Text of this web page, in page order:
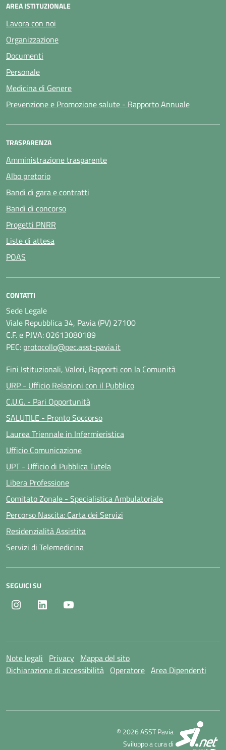
AREA ISTITUZIONALE
Lavora con noi
Organizzazione
Documenti
Personale
Medicina di Genere
Prevenzione e Promozione salute - Rapporto Annuale
TRASPARENZA
Amministrazione trasparente
Albo pretorio
Bandi di gara e contratti
Bandi di concorso
Progetti PNRR
Liste di attesa
POAS
CONTATTI
Sede Legale
Viale Repubblica 34, Pavia (PV) 27100
C.F. e P.IVA: 02613080189
PEC: protocollo@pec.asst-pavia.it
Fini Istituzionali, Valori, Rapporti con la Comunità
URP - Ufficio Relazioni con il Pubblico
C.U.G. - Pari Opportunità
SALUTILE - Pronto Soccorso
Laurea Triennale in Infermieristica
Ufficio Comunicazione
UPT - Ufficio di Pubblica Tutela
Libera Professione
Comitato Zonale - Specialistica Ambulatoriale
Percorso Nascita: Carta dei Servizi
Residenzialità Assistita
Servizi di Telemedicina
SEGUICI SU
Instagram LinkedIn
Note legali Privacy Mappa del sito
Dichiarazione di accessibilità Operatore Area Dipendenti
© 2026 ASST Pavia
Sviluppo a cura di